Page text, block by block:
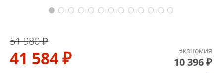
51 980 ₽
41 584 ₽ Экономия
10 396 ₽